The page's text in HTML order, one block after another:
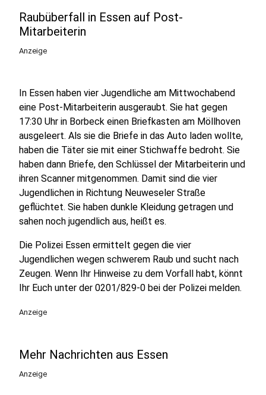
Raubüberfall in Essen auf Post-
Mitarbeiterin
Anzeige
In Essen haben vier Jugendliche am Mittwochabend
eine Post-Mitarbeiterin ausgeraubt. Sie hat gegen
17:30 Uhr in Borbeck einen Briefkasten am Möllhoven
ausgeleert. Als sie die Briefe in das Auto laden wollte,
haben die Täter sie mit einer Stichwaffe bedroht. Sie
haben dann Briefe, den Schlüssel der Mitarbeiterin und
ihren Scanner mitgenommen. Damit sind die vier
Jugendlichen in Richtung Neuweseler Straße
geflüchtet. Sie haben dunkle Kleidung getragen und
sahen noch jugendlich aus, heißt es.
Die Polizei Essen ermittelt gegen die vier
Jugendlichen wegen schwerem Raub und sucht nach
Zeugen. Wenn Ihr Hinweise zu dem Vorfall habt, könnt
Ihr Euch unter der 0201/829-0 bei der Polizei melden.
Anzeige
Mehr Nachrichten aus Essen
Anzeige